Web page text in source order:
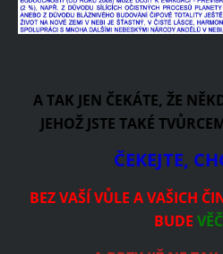
A TAK JEN ČEKÁTE, ŽE
JEHOŽ JSTE TAKÉ
ČEKEJTE,
BEZ VAŠÍ VŮLE A VAŠICH
BUDE